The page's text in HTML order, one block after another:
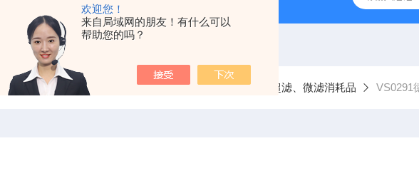
欢迎您！
来自局域网的朋友！有什么可以
帮助您的吗？
首页 产品中心 过滤器 德国赛多利斯Sartorius超滤、微滤消耗品 VS0291德